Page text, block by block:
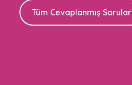
Tüm Cevaplanmış Sorular